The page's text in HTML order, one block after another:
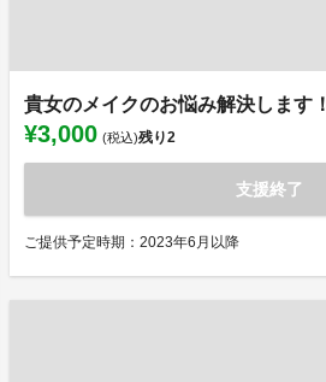
貴女のメイクのお悩み解決します！
¥3,000 (税込)残り2
支援終了
ご提供予定時期：2023年6月以降